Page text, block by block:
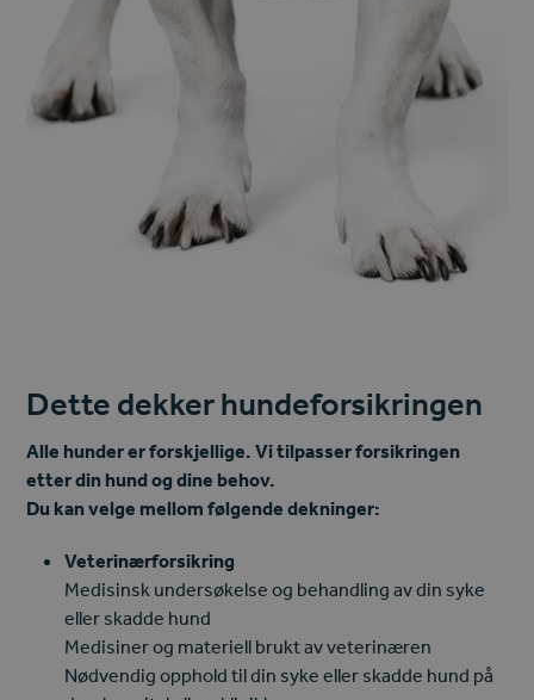
Dette dekker hundeforsikringen
Alle hunder er forskjellige. Vi tilpasser forsikringen
etter din hund og dine behov.
Du kan velge mellom følgende dekninger:
Veterinærforsikring
Medisinsk undersøkelse og behandling av din syke
eller skadde hund
Medisiner og materiell brukt av veterinæren
Nødvendig opphold til din syke eller skadde hund på